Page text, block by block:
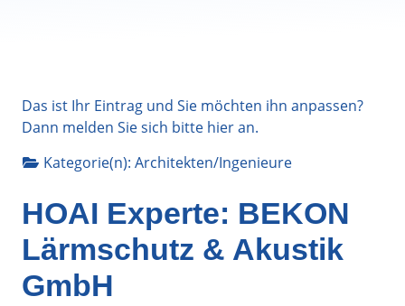
Das ist Ihr Eintrag und Sie möchten ihn anpassen?
Dann melden Sie sich bitte hieran.
Kategorie(n): Architekten/Ingenieure
HOAI Experte: BEKON
Lärmschutz & Akustik
GmbH